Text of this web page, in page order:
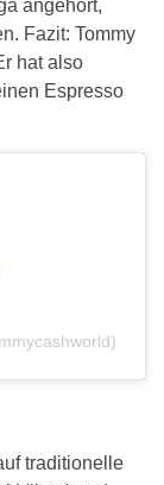
angehört,
Fazit: Tommy
hat also
Espresso
traditionelle